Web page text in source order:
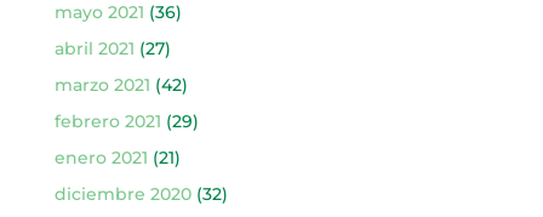
mayo 2021 (36)
abril 2021 (27)
marzo 2021 (42)
febrero 2021 (29)
enero 2021 (21)
diciembre 2020(32)